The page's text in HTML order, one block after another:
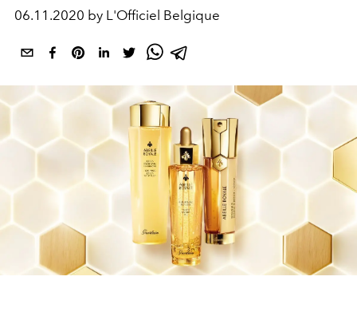
06.11.2020 by L'Officiel Belgique